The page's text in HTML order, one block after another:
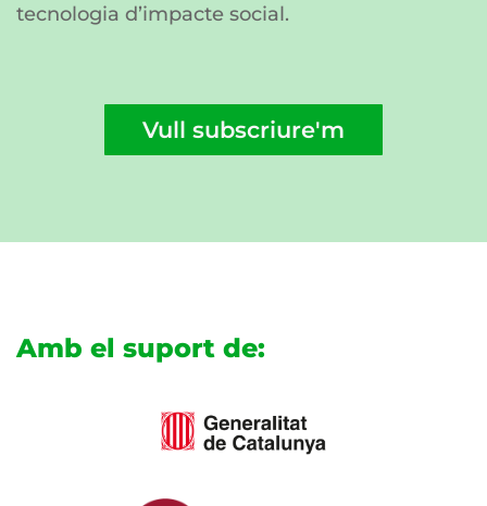
tecnologia d’impacte social.
Vull subscriure'm
Amb el suport de: